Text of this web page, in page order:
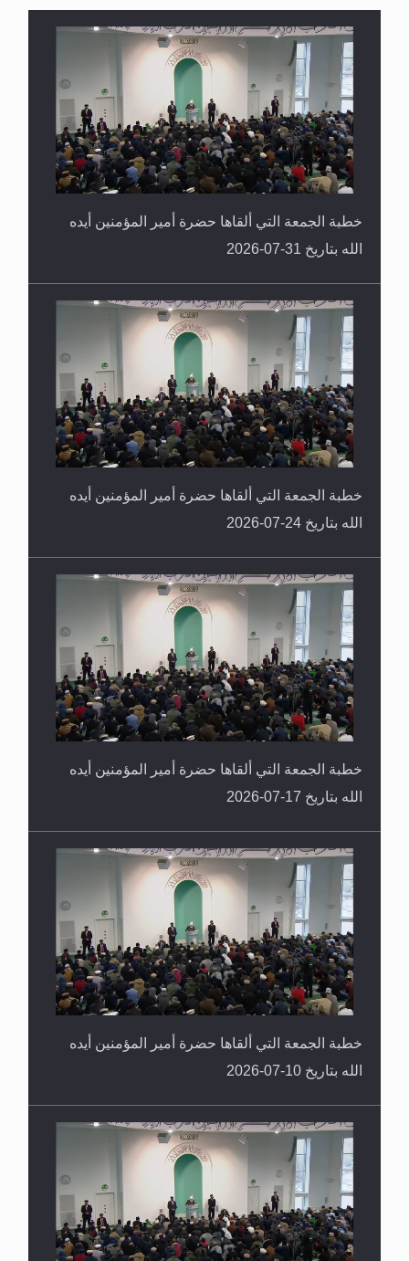
القرآن قاضٍ وحكمٌ على السنة ومهيمنٌ عليها.. ليس
العكس
خطبة الجمعة التي ألقاها حضرة أمير المؤمنين أيده
الله بتاريخ 31-07-2026
خطبة الجمعة التي ألقاها حضرة أمير المؤمنين أيده
الله بتاريخ 24-07-2026
خطبة الجمعة التي ألقاها حضرة أمير المؤمنين أيده
الله بتاريخ 17-07-2026
خطبة الجمعة التي ألقاها حضرة أمير المؤمنين أيده
الله بتاريخ 10-07-2026